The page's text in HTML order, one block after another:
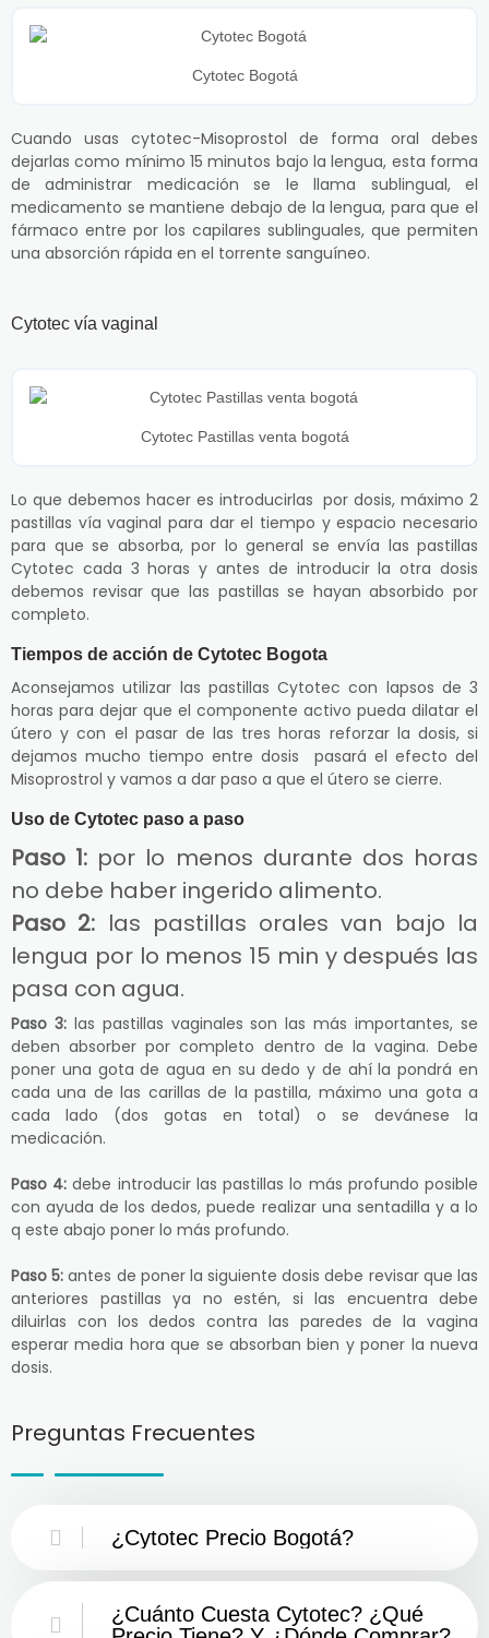
Cytotec Bogotá
Cuando usas cytotec-Misoprostol de forma oral debes
dejarlas como mínimo 15 minutos bajo la lengua, esta forma
de administrar medicación se le llama sublingual, el
medicamento se mantiene debajo de la lengua, para que el
fármaco entre por los capilares sublinguales, que permiten
una absorción rápida en el torrente sanguíneo.
Cytotec vía vaginal
Cytotec Pastillas venta bogotá
Lo que debemos hacer es introducirlas por dosis, máximo 2
pastillas vía vaginal para dar el tiempo y espacio necesario
para que se absorba, por lo general se envía las pastillas
Cytotec cada 3 horas y antes de introducir la otra dosis
debemos revisar que las pastillas se hayan absorbido por
completo.
Tiempos de acción de Cytotec Bogota
Aconsejamos utilizar las pastillas Cytotec con lapsos de 3
horas para dejar que el componente activo pueda dilatar el
útero y con el pasar de las tres horas reforzar la dosis, si
dejamos mucho tiempo entre dosis pasará el efecto del
Misoprostrol y vamos a dar paso a que el útero se cierre.
Uso de Cytotec paso a paso
Paso 1: por lo menos durante dos horas
no debe haber ingerido alimento.
Paso 2: las pastillas orales van bajo la
lengua por lo menos 15 min y después las
pasa con agua.
Paso 3:las pastillas vaginales son las más importantes, se
deben absorber por completo dentro de la vagina. Debe
poner una gota de agua en su dedo y de ahí la pondrá en
cada una de las carillas de la pastilla, máximo una gota a
cada lado (dos gotas en total) o se devánese la
medicación.
Paso 4: debe introducir las pastillas lo más profundo posible
con ayuda de los dedos, puede realizar una sentadilla y a lo
q este abajo poner lo más profundo.
Paso 5: antes de poner la siguiente dosis debe revisar que las
anteriores pastillas ya no estén, si las encuentra debe
diluirlas con los dedos contra las paredes de la vagina
esperar media hora que se absorban bien y poner la nueva
dosis.
Preguntas Frecuentes
¿Cytotec Precio Bogotá?
¿Cuánto Cuesta Cytotec? ¿Qué